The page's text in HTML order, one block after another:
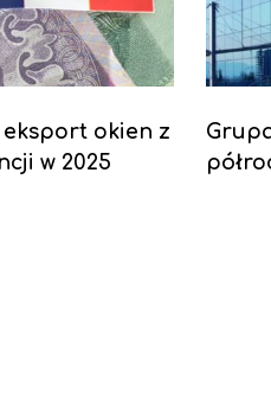
eksport okien z
w 2025